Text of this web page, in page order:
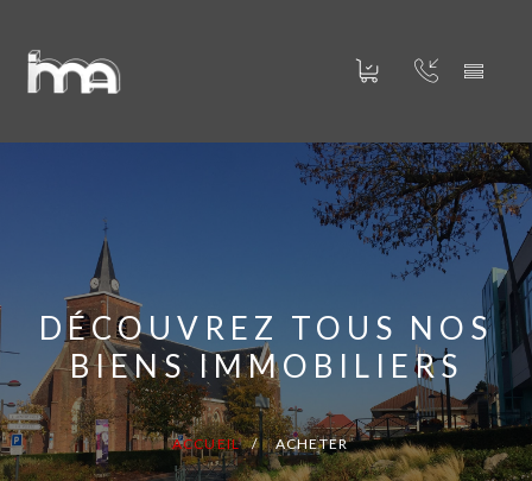
DÉCOUVREZ TOUS NOS
BIENS IMMOBILIERS
ACCUEIL ACHETER